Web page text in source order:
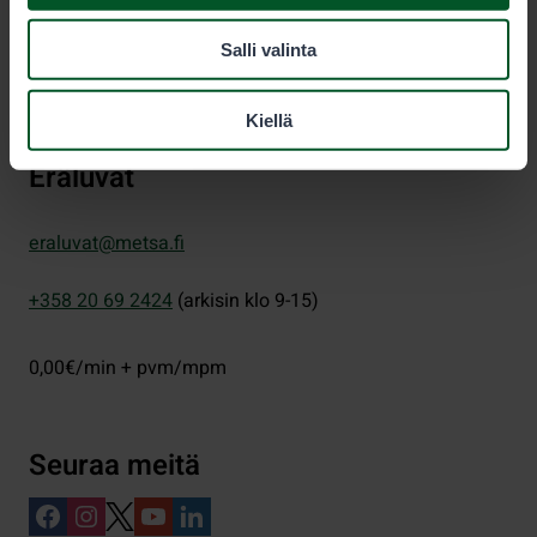
Salli valinta
Kiellä
PL 80 (Opastinsilta 12 C)
00521Helsinki
Eräluvat
eraluvat@metsa.fi
+358 20 69 2424 (arkisin klo 9-15)
0,00€/min + pvm/mpm
Seuraa meitä